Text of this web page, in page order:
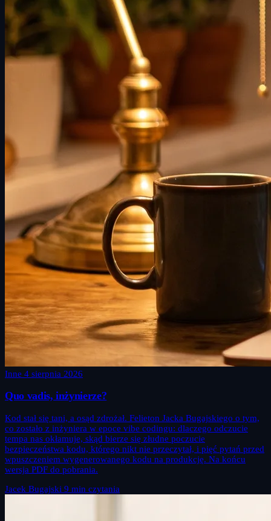
Inne 4 sierpnia 2026
Quo vadis, inżynierze?
Kod stał się tani, a osąd zdrożał. Felieton Jacka Bugajskiego o tym,
co zostało z inżyniera w epoce vibe codingu: dlaczego odczucie
tempa nas okłamuje, skąd bierze się złudne poczucie
bezpieczeństwa kodu, którego nikt nie przeczytał, i pięć pytań przed
wpuszczeniem wygenerowanego kodu na produkcję. Na końcu
wersja PDF do pobrania.
Jacek Bugajski 9 min czytania